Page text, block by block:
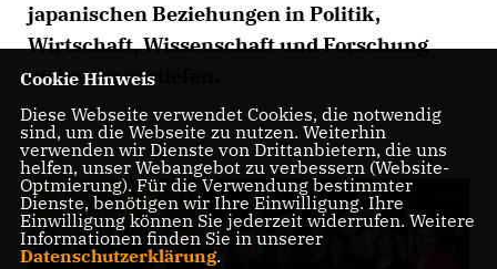
japanischen Beziehungen in Politik,
Wirtschaft, Wissenschaft und Forschung
weiter zu vertiefen.
Cookie Hinweis
Diese Webseite verwendet Cookies, die notwendig
sind, um die Webseite zu nutzen. Weiterhin
verwenden wir Dienste von Drittanbietern, die uns
helfen, unser Webangebot zu verbessern (Website-
Optmierung). Für die Verwendung bestimmter
Dienste, benötigen wir Ihre Einwilligung. Ihre
Einwilligung können Sie jederzeit widerrufen. Weitere
Informationen finden Sie in unserer
Datenschutzerklärung.